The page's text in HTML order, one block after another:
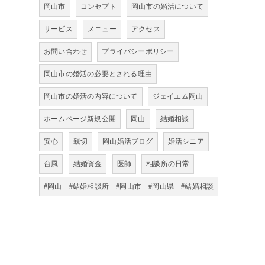
岡山市 コンセプト 岡山市の婚活について
サービス メニュー アクセス
お問い合わせ プライバシーポリシー
岡山市の婚活の必要とされる理由
岡山市の婚活の内容について ジェイエム岡山
ホームページ新規公開 岡山 結婚相談
安心 親切 岡山婚活ブログ 婚活シニア
台風 結婚資金 医師 相談所の日常
#岡山 #結婚相談所 #岡山市 #岡山県 #結婚相談